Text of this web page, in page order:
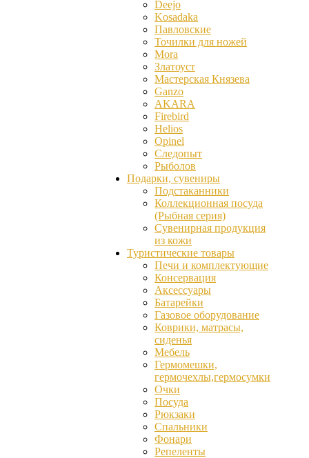
Deejo
Kosadaka
Павловские
Точилки для ножей
Mora
Златоуст
Мастерская Князева
Ganzо
AKARA
Firebird
Helios
Opinel
Следопыт
Рыболов
Подарки, сувениры
Подстаканники
Коллекционная посуда
(Рыбная серия)
Сувенирная продукция
из кожи
Туристические товары
Печи и комплектующие
Консервация
Аксессуары
Батарейки
Газовое оборудование
Коврики, матрасы,
сиденья
Мебель
Гермомешки,
гермочехлы,гермосумки
Очки
Посуда
Рюкзаки
Спальники
Фонари
Репеленты